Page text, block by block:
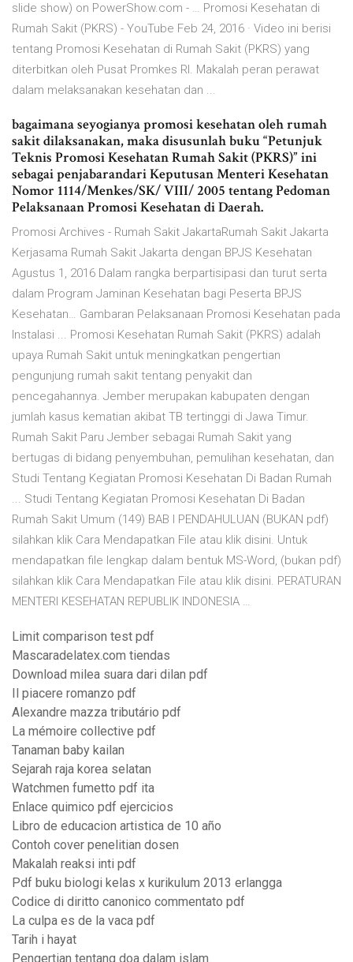
slide show) on PowerShow.com - … Promosi Kesehatan di
Rumah Sakit (PKRS) - YouTube Feb 24, 2016 · Video ini berisi
tentang Promosi Kesehatan di Rumah Sakit (PKRS) yang
diterbitkan oleh Pusat Promkes RI. Makalah peran perawat
dalam melaksanakan kesehatan dan ...
bagaimana seyogianya promosi kesehatan oleh rumah
sakit dilaksanakan, maka disusunlah buku “Petunjuk
Teknis Promosi Kesehatan Rumah Sakit (PKRS)” ini
sebagai penjabarandari Keputusan Menteri Kesehatan
Nomor 1114/Menkes/SK/ VIII/ 2005 tentang Pedoman
Pelaksanaan Promosi Kesehatan di Daerah.
Promosi Archives - Rumah Sakit JakartaRumah Sakit Jakarta
Kerjasama Rumah Sakit Jakarta dengan BPJS Kesehatan
Agustus 1, 2016 Dalam rangka berpartisipasi dan turut serta
dalam Program Jaminan Kesehatan bagi Peserta BPJS
Kesehatan… Gambaran Pelaksanaan Promosi Kesehatan pada
Instalasi ... Promosi Kesehatan Rumah Sakit (PKRS) adalah
upaya Rumah Sakit untuk meningkatkan pengertian
pengunjung rumah sakit tentang penyakit dan
pencegahannya. Jember merupakan kabupaten dengan
jumlah kasus kematian akibat TB tertinggi di Jawa Timur.
Rumah Sakit Paru Jember sebagai Rumah Sakit yang
bertugas di bidang penyembuhan, pemulihan kesehatan, dan
Studi Tentang Kegiatan Promosi Kesehatan Di Badan Rumah
... Studi Tentang Kegiatan Promosi Kesehatan Di Badan
Rumah Sakit Umum (149) BAB I PENDAHULUAN (BUKAN pdf)
silahkan klik Cara Mendapatkan File atau klik disini. Untuk
mendapatkan file lengkap dalam bentuk MS-Word, (bukan pdf)
silahkan klik Cara Mendapatkan File atau klik disini. PERATURAN
MENTERI KESEHATAN REPUBLIK INDONESIA …
Limit comparison test pdf
Mascaradelatex.com tiendas
Download milea suara dari dilan pdf
Il piacere romanzo pdf
Alexandre mazza tributário pdf
La mémoire collective pdf
Tanaman baby kailan
Sejarah raja korea selatan
Watchmen fumetto pdf ita
Enlace quimico pdf ejercicios
Libro de educacion artistica de 10 año
Contoh cover penelitian dosen
Makalah reaksi inti pdf
Pdf buku biologi kelas x kurikulum 2013 erlangga
Codice di diritto canonico commentato pdf
La culpa es de la vaca pdf
Tarih i hayat
Pengertian tentang doa dalam islam